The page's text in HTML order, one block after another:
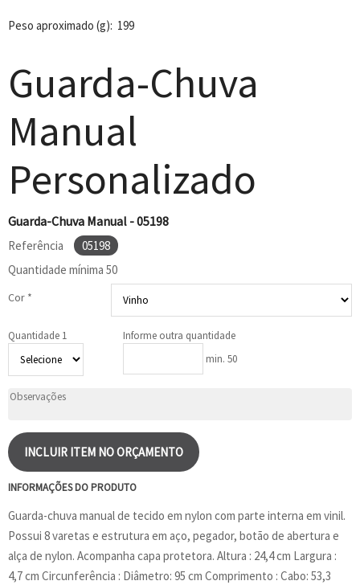
Peso aproximado (g): 199
Guarda-Chuva
Manual
Personalizado
Guarda-Chuva Manual - 05198
Referência
05198
Quantidade mínima 50
Cor *
Quantidade 1
Informe outra quantidade
min. 50
INCLUIR ITEM NO ORÇAMENTO
INFORMAÇÕES DO PRODUTO
Guarda-chuva manual de tecido em nylon com parte interna em vinil.
Possui 8 varetas e estrutura em aço, pegador, botão de abertura e
alça de nylon. Acompanha capa protetora. Altura : 24,4 cm Largura :
4,7 cm Circunferência : Diâmetro: 95 cm Comprimento : Cabo: 53,3